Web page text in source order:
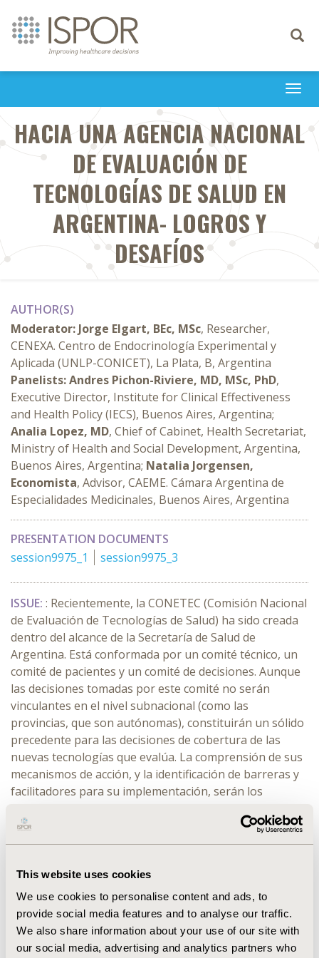
This website uses cookies
We use cookies to personalise content and ads, to
provide social media features and to analyse our traffic.
We also share information about your use of our site with
our social media, advertising and analytics partners who
Toggle
HACIA UNA AGENCIA NACIONAL
DE EVALUACIÓN DE
TECNOLOGÍAS DE SALUD EN
ARGENTINA- LOGROS Y
DESAFÍOS
AUTHOR(S)
Moderator: Jorge Elgart, BEc, MSc, Researcher,
CENEXA. Centro de Endocrinología Experimental y
Aplicada (UNLP-CONICET), La Plata, B, Argentina
Panelists:Andres Pichon-Riviere, MD, MSc, PhD,
Executive Director, Institute for Clinical Effectiveness
and Health Policy (IECS), Buenos Aires, Argentina;
Analia Lopez, MD, Chief of Cabinet, Health Secretariat,
Ministry of Health and Social Development, Argentina,
Buenos Aires, Argentina; Natalia Jorgensen,
Economista, Advisor, CAEME. Cámara Argentina de
Especialidades Medicinales, Buenos Aires, Argentina
PRESENTATION DOCUMENTS
session9975_1
session9975_3
ISSUE: : Recientemente, la CONETEC (Comisión Nacional
de Evaluación de Tecnologías de Salud) ha sido creada
dentro del alcance de la Secretaría de Salud de
Argentina. Está conformada por un comité técnico, un
comité de pacientes y un comité de decisiones. Aunque
las decisiones tomadas por este comité no serán
vinculantes en el nivel subnacional (como las
provincias, que son autónomas), constituirán un sólido
precedente para las decisiones de cobertura de las
nuevas tecnologías que evalúa. La comprensión de sus
mecanismos de acción, y la identificación de barreras y
facilitadores para su implementación, serán los
AGENCIA NACIONAL, sobre la que se está trabajando
en un proyecto de ley.
OVERVIEW:: Las Agencias Nacionales de evaluación de
tiempo, permitiendo un acceso más equitativo y
homogéneo a las nuevas tecnologías. Sin embargo, en
América Latina el proceso de creación ha sido más